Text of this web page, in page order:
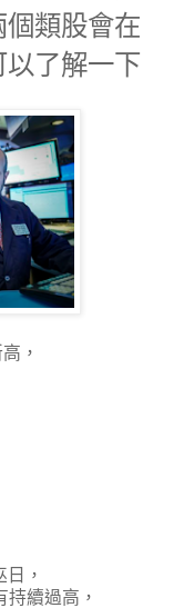
個類股會在
了解一下
，
，
續過高，